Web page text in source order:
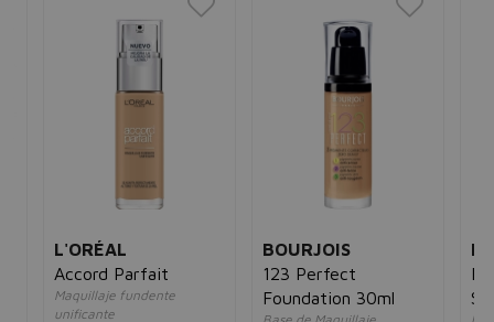
L'ORÉAL
Accord Parfait
Maquillaje fundente
unificante
BOURJOIS
123 Perfect
Foundation 30ml